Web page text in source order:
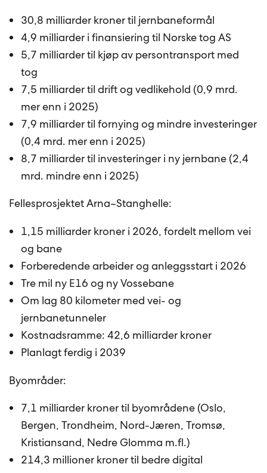
30,8 milliarder kroner til jernbaneformål
4,9 milliarder i finansiering til Norske tog AS
5,7 milliarder til kjøp av persontransport med
tog
7,5 milliarder til drift og vedlikehold (0,9 mrd.
mer enn i 2025)
7,9 milliarder til fornying og mindre investeringer
(0,4 mrd. mer enn i 2025)
8,7 milliarder til investeringer i ny jernbane (2,4
mrd. mindre enn i 2025)
Fellesprosjektet Arna–Stanghelle:
1,15 milliarder kroner i 2026, fordelt mellom vei
og bane
Forberedende arbeider og anleggsstart i 2026
Tre mil ny E16 og ny Vossebane
Om lag 80 kilometer med vei- og
jernbanetunneler
Kostnadsramme: 42,6 milliarder kroner
Planlagt ferdig i 2039
Byområder:
7,1 milliarder kroner til byområdene (Oslo,
Bergen, Trondheim, Nord-Jæren, Tromsø,
Kristiansand, Nedre Glomma m.fl.)
214,3 millioner kroner til bedre digital